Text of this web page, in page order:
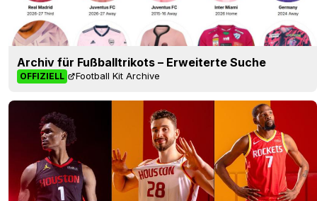
Archiv für Fußballtrikots – Erweiterte Suche
OFFIZIELL Football Kit Archive